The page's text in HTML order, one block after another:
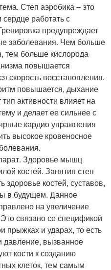
Степ аэробика – это
сердце работать с
предупреждает
заболевания. Чем больше
тем больше кислорода
повышается
скорость восстановления.
повышается, дыхание
активности влияет на
и делает ее сильнее с
кардио упражнения
высокое кровеносное
Здоровье мышц
костей. Занятия степ
здоровье костей, суставов,
в будущем. Данное
на увеличение
связано со спецификой
прыжках и ударах, то есть
давление, вызванное
кости к созданию
клеток, тем самым